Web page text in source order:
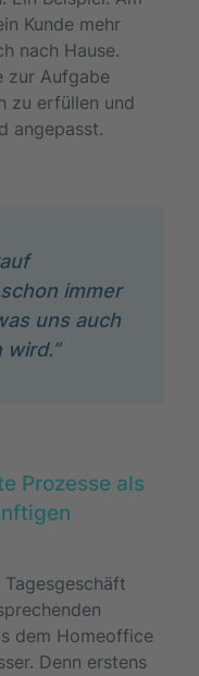
Kunde mehr
nach Hause.
zur Aufgabe
zu erfüllen und
angepasst.
immer
uns auch
Prozesse als
dem Homeoffice
Denn erstens